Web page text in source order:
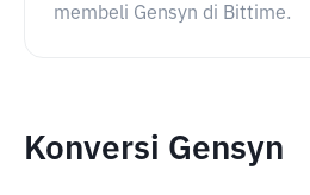
membeli Gensyn di Bittime.
Konversi Gensyn